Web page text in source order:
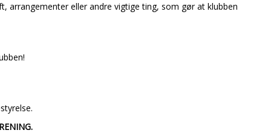
arrangementer eller andre vigtige ting, som gør at klubben